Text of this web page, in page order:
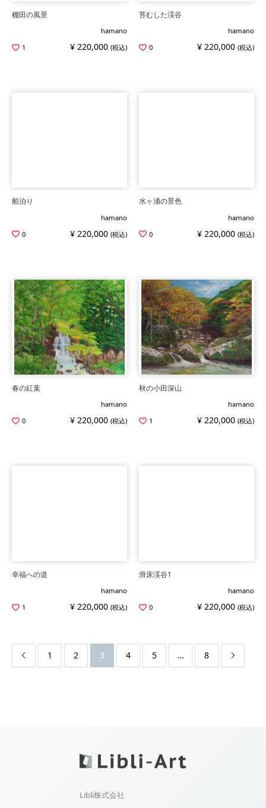
棚田の風景
hamano
1
¥ 220,000 (税込)
苔むした渓谷
hamano
0
¥ 220,000 (税込)
船泊り
hamano
0
¥ 220,000 (税込)
水ヶ浦の景色
hamano
0
¥ 220,000 (税込)
春の紅葉
hamano
0
¥ 220,000 (税込)
秋の小田深山
hamano
1
¥ 220,000 (税込)
幸福への道
hamano
1
¥ 220,000 (税込)
滑床渓谷1
hamano
0
¥ 220,000 (税込)
 1 2 3 4 5 … 8 
Libli株式会社